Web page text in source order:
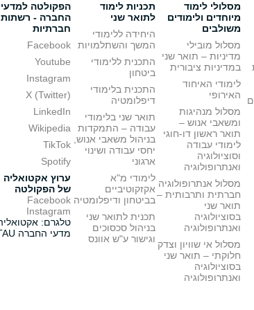
מסלולי לימוד
מיוחדים ולימודים
משולבים
מסלול מובילי
מדיניות – תואר שני
במדיניות ציבורית
לימודי האיחוד
האירופי
מסלול מנהיגות
ומשאבי אנוש –
תואר ראשון דו-חוגי
לימודי עבודה
וסוציולוגיה
ואנתרופולוגיה
מסלול אנתרופולוגיה
חברתית ותרבותית –
תואר שני
בסוציולוגיה
ואנתרופולוגיה
מסלול אי שוויון וצדק
חלוקתי – תואר שני
בסוציולוגיה
ואנתרופולוגיה
תכניות לימוד
לתואר שני
היחידה ללימודי
המשך והשתלמויות
התכנית ללימודי
ביטחון
התכנית בלימודי
דיפלומטיה
תואר שני בלימודי
עבודה – התמקדות
בניהול משאבי אנוש,
יחסי עבודה ושינוי
ארגוני
לימודי מ"א
אקזקוטיביים
בביטחון ודיפלומטיה
תכנית לתואר שני
בניהול סכסוכים
וגישור ע"ש אוונס
הפקולטה למדעי
החברה - רשתות
חברתיות
Facebook
Youtube
Instagram
X (Twitter)
LinkedIn
Wikipedia
TikTok
Spotify
ערוץ אקטואליה
של הפקולטה
Facebook
Instagram
טלגרם:
מדעי החברה TAU